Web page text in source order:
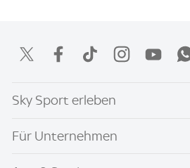
Sky Sport erleben
Für Unternehmen